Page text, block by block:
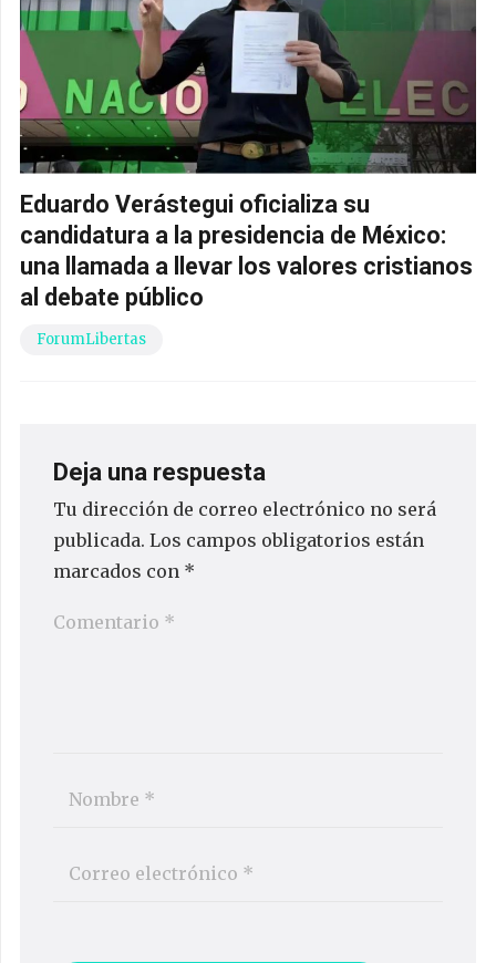
Eduardo Verástegui oficializa su
candidatura a la presidencia de México:
una llamada a llevar los valores cristianos
al debate público
ForumLibertas
Deja una respuesta
Tu dirección de correo electrónico no será
publicada. Los campos obligatorios están
marcados con *